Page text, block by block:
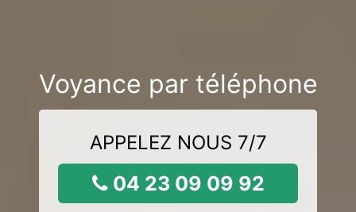
Voyance par téléphone
APPELEZ NOUS 7/7
04 23 09 09 92